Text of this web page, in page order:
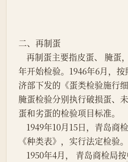
二、再制蛋
年开始检验。1946年6月，按
济部下发的《蛋类检验施行
腌蛋检验分别执行破损蛋、
蛋和劣蛋的检验项目标准。
《种类表》，实行法定检验。
    1950年4月， 青岛商检局按